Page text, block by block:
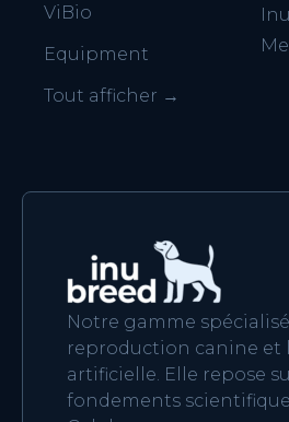
ViBio
Equipment
Tout afficher →
Notre gamme
reproduction canine et
artificielle. Elle repose
fondements